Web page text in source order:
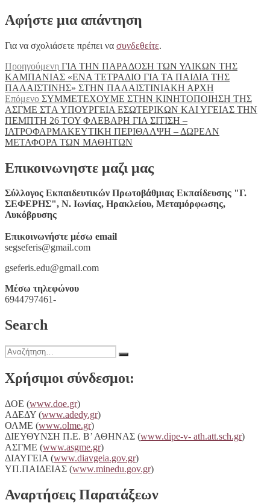
Αφήστε μια απάντηση
Για να σχολιάσετε πρέπει να συνδεθείτε.
Πλοήγηση
άρθρων
Προηγούμενη Προηγούμενο
άρθρο:
ΓΙΑ ΤΗΝ ΠΑΡΑΔΟΣΗ ΤΩΝ ΥΛΙΚΩΝ ΤΗΣ
ΚΑΜΠΑΝΙΑΣ «ΕΝΑ ΤΕΤΡΑΔΙΟ ΓΙΑ ΤΑ ΠΑΙΔΙΑ ΤΗΣ
ΠΑΛΑΙΣΤΙΝΗΣ» ΣΤΗΝ ΠΑΛΑΙΣΤΙΝΙΑΚΗ ΑΡΧΗ
Επόμενο Επόμενο
άρθρο:
ΣΥΜΜΕΤΕΧΟΥΜΕ ΣΤΗΝ ΚΙΝΗΤΟΠΟΙΗΣΗ ΤΗΣ
ΑΣΓΜΕ ΣΤA ΥΠΟΥΡΓΕΙA EΣΩΤΕΡΙΚΩΝ ΚΑΙ ΥΓΕΙΑΣ ΤΗΝ
ΠΕΜΠΤΗ 26 ΤΟΥ ΦΛΕΒΑΡΗ ΓΙΑ ΣΙΤΙΣΗ –
ΙΑΤΡΟΦΑΡΜΑΚΕΥΤΙΚΗ ΠΕΡΙΘΑΛΨΗ – ΔΩΡΕΑΝ
ΜΕΤΑΦΟΡΑ ΤΩΝ ΜΑΘΗΤΩΝ
Επικοινωνηστε μαζι μας
Σύλλογος Εκπαιδευτικών Πρωτοβάθμιας Εκπαίδευσης "Γ.
ΣΕΦΕΡΗΣ", Ν. Ιωνίας, Ηρακλείου, Μεταμόρφωσης,
Λυκόβρυσης
Επικοινωνήστε μέσω email
segseferis@gmail.com
gseferis.edu@gmail.com
Μέσω τηλεφώνου
6944797461-
Search
Αναζήτηση
για:
Αναζήτηση
Χρήσιμοι σύνδεσμοι:
ΔΟΕ (www.doe.gr)
ΑΔΕΔΥ (www.adedy.gr)
ΟΛΜΕ (www.olme.gr)
ΔΙΕΥΘΥΝΣΗ Π.Ε. Β’ ΑΘΗΝΑΣ (www.dipe-v- ath.att.sch.gr)
ΑΣΓΜΕ (www.asgme.gr)
ΔΙΑΥΓΕΙA (www.diavgeia.gov.gr)
ΥΠ.ΠΑΙΔΕΙΑΣ (www.minedu.gov.gr)
Αναρτήσεις Παρατάξεων